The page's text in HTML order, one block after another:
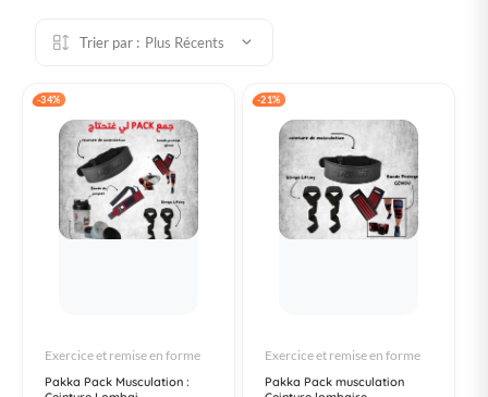
Trier par : Plus Récents
-34%
Exercice et remise en forme
Pakka Pack Musculation :
-21%
Exercice et remise en forme
Pakka Pack musculation